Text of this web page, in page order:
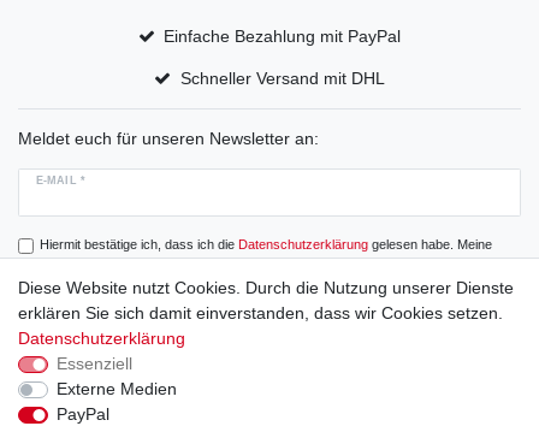
Einfache Bezahlung mit PayPal
Schneller Versand mit DHL
Meldet euch für unseren Newsletter an:
E-MAIL *
Hiermit bestätige ich, dass ich die Daten­schutz­erklärunggelesen habe. Meine
Einwilligung kann ich jederzeit widerrufen.
Abonnieren
Widerrufs­recht
Diese Website nutzt Cookies. Durch die Nutzung unserer Dienste
erklären Sie sich damit einverstanden, dass wir Cookies setzen.
Datenschutzerklärung
Essenziell
Externe Medien
PayPal